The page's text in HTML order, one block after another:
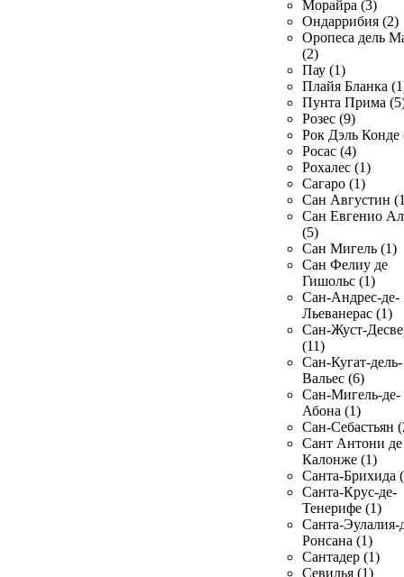
Морайра (3)
Ондаррибия (2)
Оропеса дель
(2)
Пау (1)
Плайя Бланка
Пунта Прима
Розес (9)
Рок Дэль Конде
Росас (4)
Рохалес (1)
Сагаро (1)
Сан Августин
Сан Евгенио
(5)
Сан Мигель (1)
Сан Фелиу де
Гишольс (1)
Сан-Андрес-де-
Льеванерас (1)
Сан-Жуст-
(11)
Сан-Кугат-дель-
Вальес (6)
Сан-Мигель-де-
Абона (1)
Сан-Себастьян
Сант Антони де
Калонже (1)
Санта-Брихида
Санта-Крус-де-
Тенерифе (1)
Санта-Эулалия-
Ронсана (1)
Сантадер (1)
Севилья (1)